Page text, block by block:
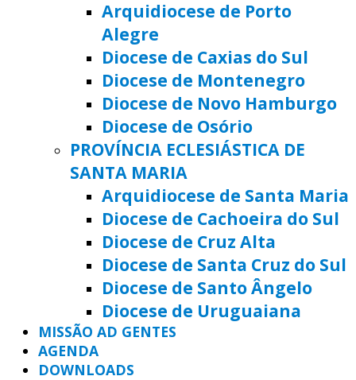
Arquidiocese de Porto
Alegre
Diocese de Caxias do Sul
Diocese de Montenegro
Diocese de Novo Hamburgo
Diocese de Osório
PROVÍNCIA ECLESIÁSTICA DE
SANTA MARIA
Arquidiocese de Santa Maria
Diocese de Cachoeira do Sul
Diocese de Cruz Alta
Diocese de Santa Cruz do Sul
Diocese de Santo Ângelo
Diocese de Uruguaiana
MISSÃO AD GENTES
AGENDA
DOWNLOADS